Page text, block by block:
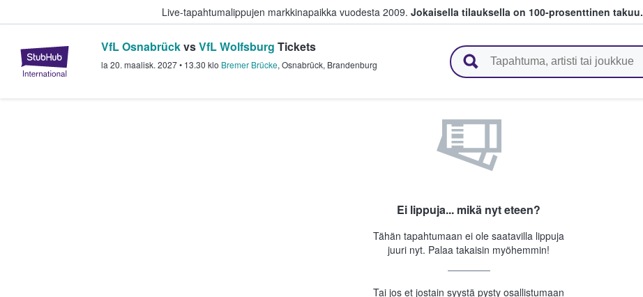
Live-tapahtumalippujen markkinapaikka vuodesta 2009. Jokaisella tilauksella on 100-prosenttinen takuu.
StubHub - missä fanit ostavat ja myyvät lippuja
VfL OsnabrückvsVfL Wolfsburg Tickets
la 20. maalisk. 2027• 13.30 klo Bremer Brücke, Osnabrück, Brandenburg
Ei lippuja... mikä nyt eteen?
Tähän tapahtumaan ei ole saatavilla lippuja
juuri nyt. Palaa takaisin myöhemmin!
Tai jos et jostain syystä pysty osallistumaan